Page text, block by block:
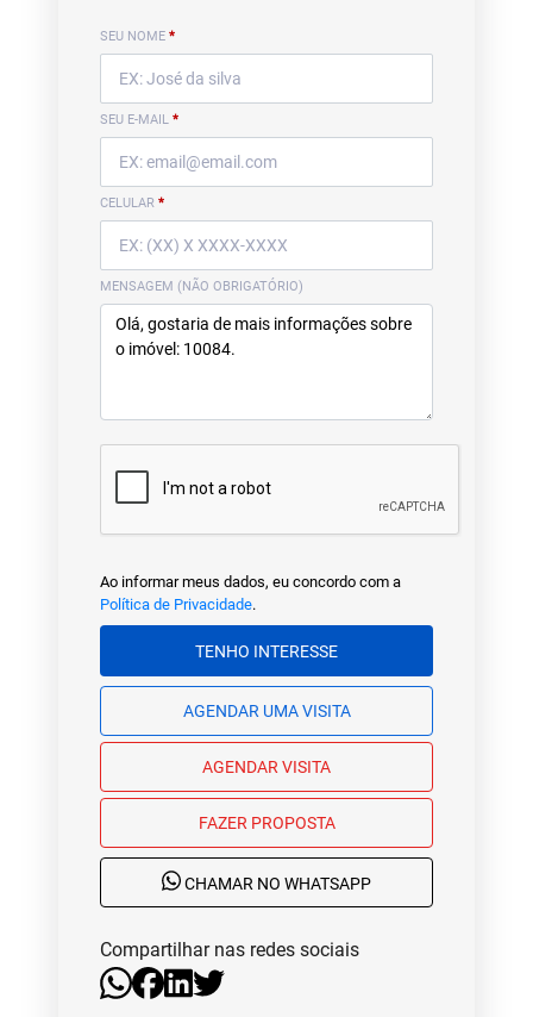
SEU NOME *
SEU E-MAIL *
CELULAR *
MENSAGEM (NÃO OBRIGATÓRIO)
Ao informar meus dados, eu concordo com a
Política de Privacidade.
TENHO INTERESSE
AGENDAR UMA VISITA
AGENDAR VISITA
FAZER PROPOSTA
CHAMAR NO WHATSAPP
Compartilhar nas redes sociais